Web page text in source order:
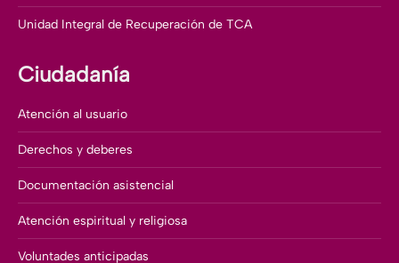
Unidad Integral de Recuperación de TCA
Ciudadanía
Atención al usuario
Derechos y deberes
Documentación asistencial
Atención espiritual y religiosa
Voluntades anticipadas